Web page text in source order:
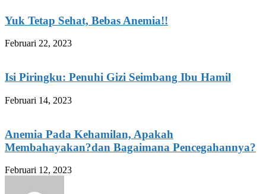
Yuk Tetap Sehat, Bebas Anemia!!
Februari 22, 2023
Isi Piringku: Penuhi Gizi Seimbang Ibu Hamil
Februari 14, 2023
Anemia Pada Kehamilan, Apakah
Membahayakan?dan Bagaimana Pencegahannya?
Februari 12, 2023